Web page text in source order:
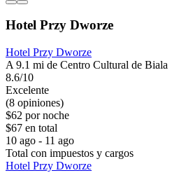
Hotel Przy Dworze
Hotel Przy Dworze
A 9.1 mi de Centro Cultural de Biala
8.6/10
Excelente
(8 opiniones)
$62 por noche
$67 en total
10 ago - 11 ago
Total con impuestos y cargos
Hotel Przy Dworze